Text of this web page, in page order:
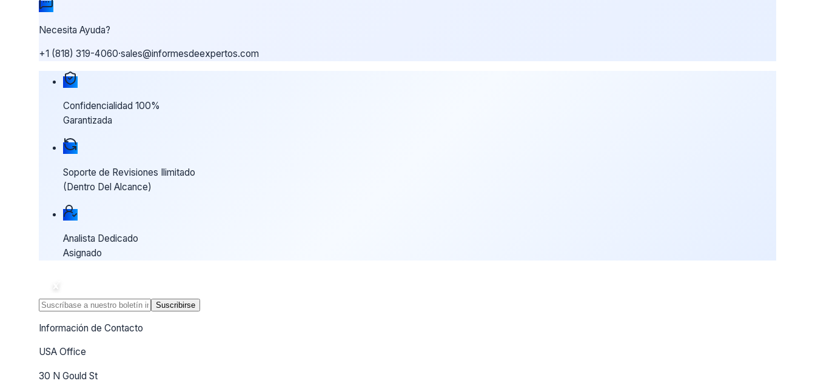
Necesita Ayuda?
+1 (818) 319-4060·sales@informesdeexpertos.com
Nuestras garantías de compra
Confidencialidad 100%
Garantizada
Soporte de Revisiones Ilimitado
(Dentro Del Alcance)
Analista Dedicado
Asignado
Suscribirse
Información de Contacto
USA Office
30 N Gould St